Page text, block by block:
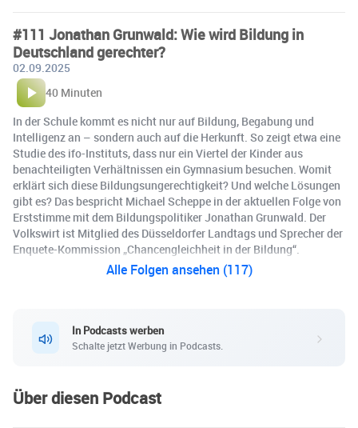
#111 Jonathan Grunwald: Wie wird Bildung in
Deutschland gerechter?
02.09.2025
40 Minuten
In der Schule kommt es nicht nur auf Bildung, Begabung und
Intelligenz an – sondern auch auf die Herkunft. So zeigt etwa eine
Studie des ifo-Instituts, dass nur ein Viertel der Kinder aus
benachteiligten Verhältnissen ein Gymnasium besuchen. Womit
erklärt sich diese Bildungsungerechtigkeit? Und welche Lösungen
gibt es? Das bespricht Michael Scheppe in der aktuellen Folge von
Erststimme mit dem Bildungspolitiker Jonathan Grunwald. Der
Volkswirt ist Mitglied des Düsseldorfer Landtags und Sprecher der
Enquete-Kommission „Chancengleichheit in der Bildung“.
Alle Folgen ansehen (117)
In Podcasts werben
Schalte jetzt Werbung in Podcasts.
Über diesen Podcast